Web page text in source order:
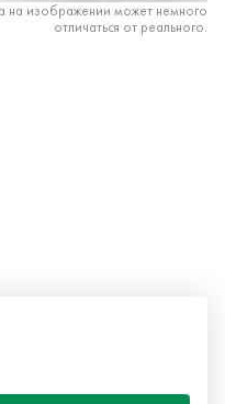
на изображении может немного
отличаться от реального.